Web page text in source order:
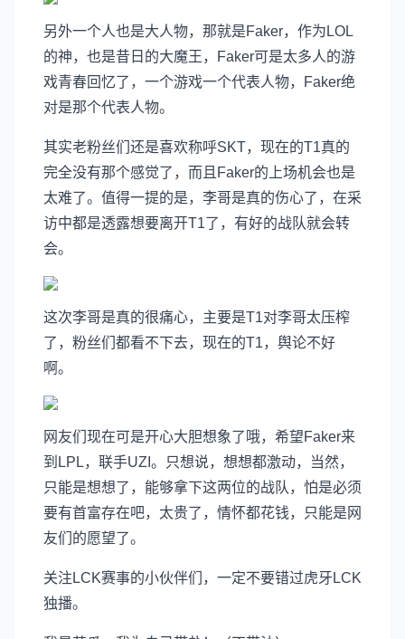
另外一个人也是大人物，那就是Faker，作为LOL
的神，也是昔日的大魔王，Faker可是太多人的游
戏青春回忆了，一个游戏一个代表人物，Faker绝
对是那个代表人物。
其实老粉丝们还是喜欢称呼SKT，现在的T1真的
完全没有那个感觉了，而且Faker的上场机会也是
太难了。值得一提的是，李哥是真的伤心了，在采
访中都是透露想要离开T1了，有好的战队就会转
会。
这次李哥是真的很痛心，主要是T1对李哥太压榨
了，粉丝们都看不下去，现在的T1，舆论不好
啊。
网友们现在可是开心大胆想象了哦，希望Faker来
到LPL，联手UZI。只想说，想想都激动，当然，
只能是想想了，能够拿下这两位的战队，怕是必须
要有首富存在吧，太贵了，情怀都花钱，只能是网
友们的愿望了。
关注LCK赛事的小伙伴们，一定不要错过虎牙LCK
独播。